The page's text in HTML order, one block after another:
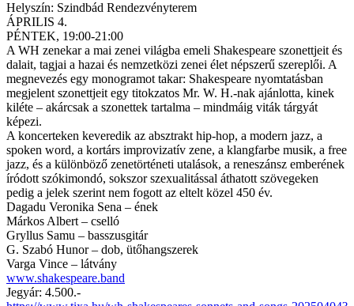
Helyszín: Szindbád Rendezvényterem
ÁPRILIS 4.
PÉNTEK, 19:00-21:00
A WH zenekar a mai zenei világba emeli Shakespeare szonettjeit és
dalait, tagjai a hazai és nemzetközi zenei élet népszerű szereplői. A
megnevezés egy monogramot takar: Shakespeare nyomtatásban
megjelent szonettjeit egy titokzatos Mr. W. H.-nak ajánlotta, kinek
kiléte – akárcsak a szonettek tartalma – mindmáig viták tárgyát
képezi.
A koncerteken keveredik az absztrakt hip-hop, a modern jazz, a
spoken word, a kortárs improvizatív zene, a klangfarbe musik, a free
jazz, és a különböző zenetörténeti utalások, a reneszánsz emberének
íródott szókimondó, sokszor szexualitással áthatott szövegeken
pedig a jelek szerint nem fogott az eltelt közel 450 év.
Dagadu Veronika Sena – ének
Márkos Albert – cselló
Gryllus Samu – basszusgitár
G. Szabó Hunor – dob, ütőhangszerek
Varga Vince – látvány
www.shakespeare.band
Jegyár: 4.500.-